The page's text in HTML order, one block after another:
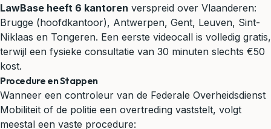
LawBase heeft 6 kantoren verspreid over Vlaanderen:
Brugge (hoofdkantoor), Antwerpen, Gent, Leuven, Sint-
Niklaas en Tongeren. Een eerste videocall is volledig gratis,
terwijl een fysieke consultatie van 30 minuten slechts €50
kost.
Procedure en Stappen
Wanneer een controleur van de Federale Overheidsdienst
Mobiliteit of de politie een overtreding vaststelt, volgt
meestal een vaste procedure: